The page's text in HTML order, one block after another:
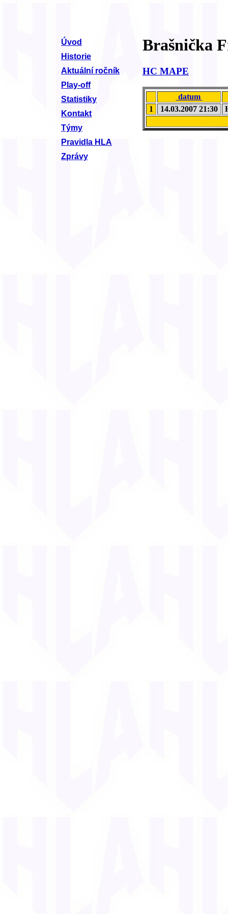
Úvod
Historie
Aktuální ročník
Play-off
Statistiky
Kontakt
Týmy
Pravidla HLA
Zprávy
Brašnička
HC MAPE
datum
1
14.03.2007 21:30